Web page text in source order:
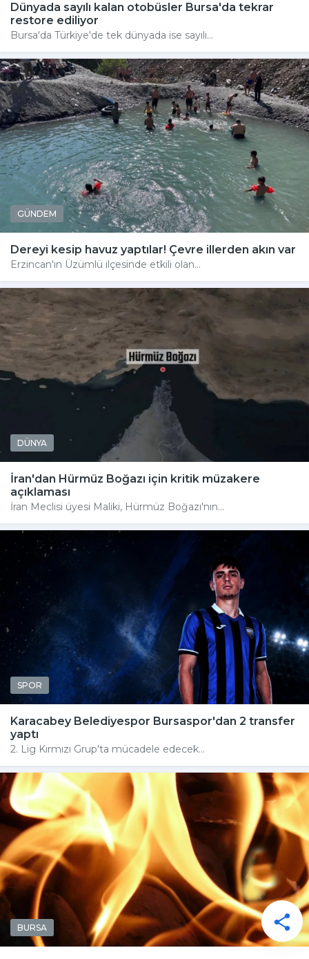
Dünyada sayılı kalan otobüsler Bursa'da tekrar
restore ediliyor
Bursa'da Türkiye'de tek dünyada ise sayılı...
GÜNDEM
Dereyi kesip havuz yaptılar! Çevre illerden akın var
Erzincan'ın Üzümlü ilçesinde etkili olan...
DÜNYA
İran'dan Hürmüz Boğazı için kritik müzakere
açıklaması
İran Meclisi üyesi Maliki, Hürmüz Boğazı'nın...
SPOR
Karacabey Belediyespor Bursaspor'dan 2 transfer
yaptı
2. Lig Kırmızı Grup'ta mücadele edecek...
BURSA